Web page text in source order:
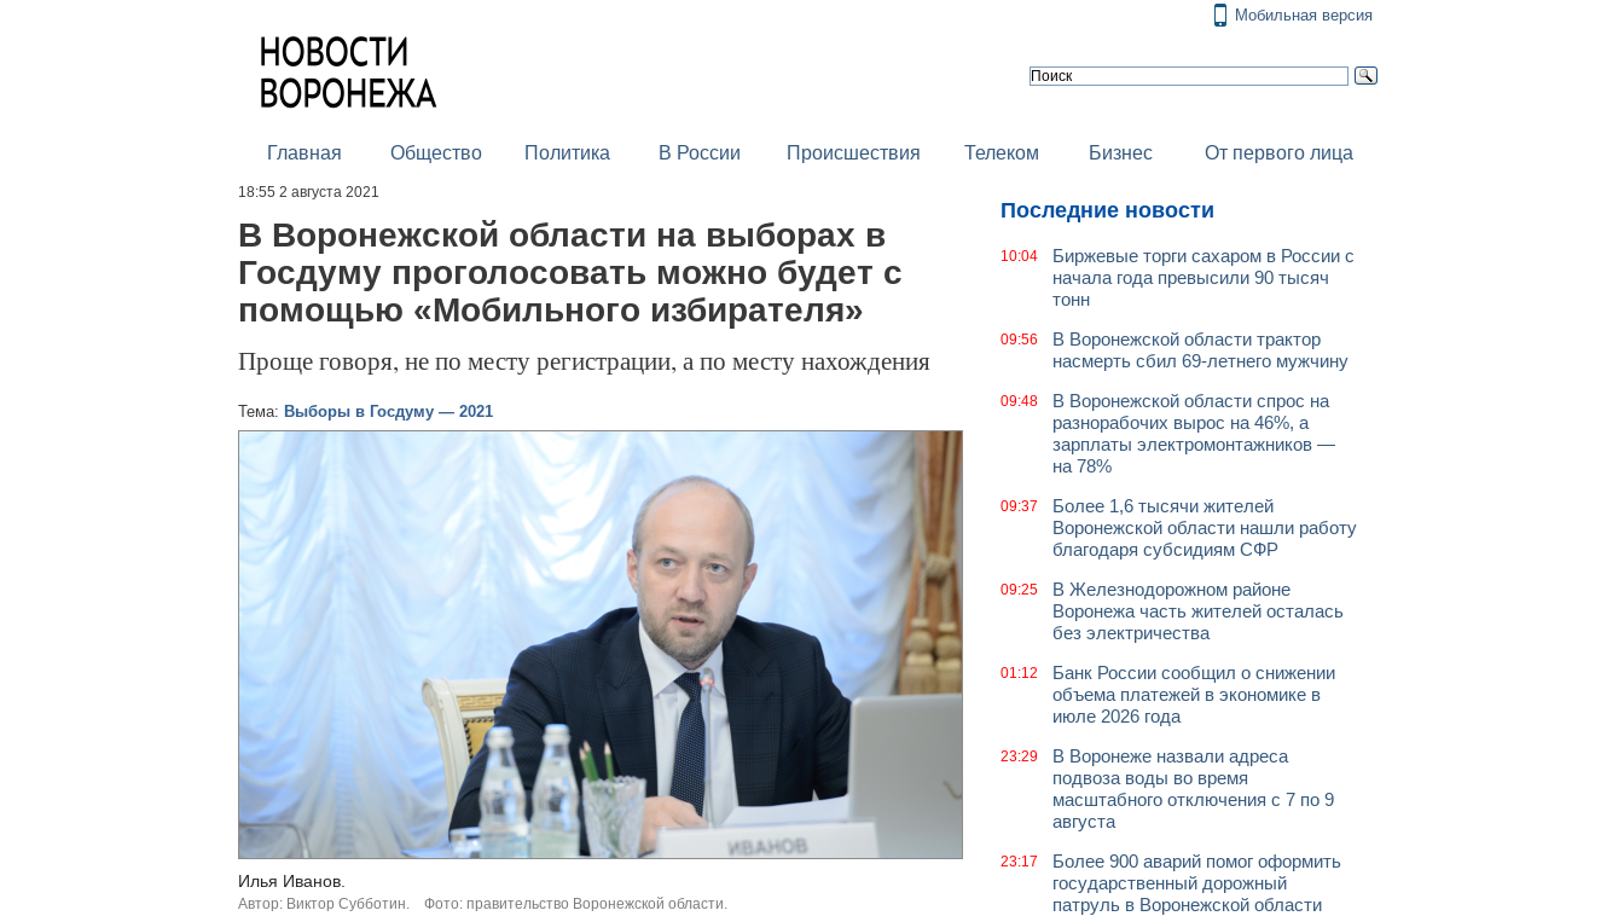
Мобильная версия
Главная Общество Политика В России Происшествия Телеком Бизнес От первого лица
18:55 2 августа 2021
В Воронежской области на выборах в
Госдуму проголосовать можно будет с
помощью «Мобильного избирателя»
Проще говоря, не по месту регистрации, а по месту нахождения
Тема: Выборы в Госдуму — 2021
Илья Иванов.
Автор: Виктор Субботин. Фото: правительство Воронежской области.
Последние новости
10:04
Биржевые торги сахаром в России с
начала года превысили 90 тысяч
тонн
09:56
В Воронежской области трактор
насмерть сбил 69-летнего мужчину
09:48
В Воронежской области спрос на
разнорабочих вырос на 46%, а
зарплаты электромонтажников —
на 78%
09:37
Более 1,6 тысячи жителей
Воронежской области нашли работу
благодаря субсидиям СФР
09:25
В Железнодорожном районе
Воронежа часть жителей осталась
без электричества
01:12
Банк России сообщил о снижении
объема платежей в экономике в
июле 2026 года
23:29
В Воронеже назвали адреса
подвоза воды во время
масштабного отключения с 7 по 9
августа
23:17
Более 900 аварий помог оформить
государственный дорожный
патруль в Воронежской области